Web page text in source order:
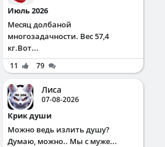
Июль 2026
Месяц долбаной
многозадачности. Вес 57,4
кг.Вот...
11 79
Лиса
07-08-2026
Крик души
Можно ведь излить душу?
Думаю, можно.. Мы с муже...